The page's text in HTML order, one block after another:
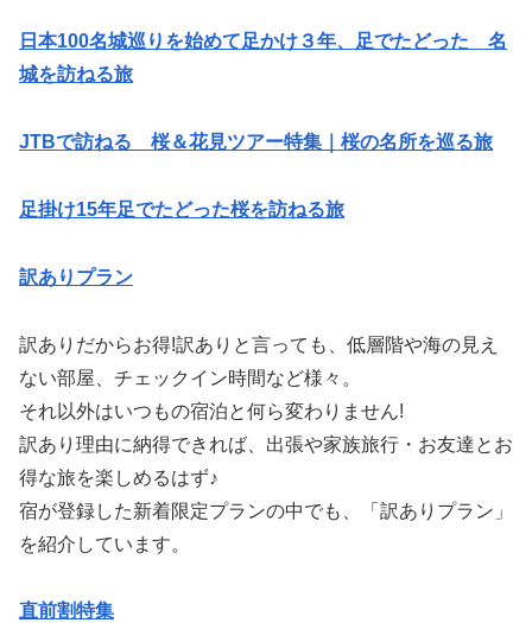
日本100名城巡りを始めて足かけ３年、足でたどった 名
城を訪ねる旅
JTBで訪ねる 桜＆花見ツアー特集｜桜の名所を巡る旅
足掛け15年足でたどった桜を訪ねる旅
訳ありプラン
訳ありだからお得!訳ありと言っても、低層階や海の見え
ない部屋、チェックイン時間など様々。
それ以外はいつもの宿泊と何ら変わりません!
訳あり理由に納得できれば、出張や家族旅行・お友達とお
得な旅を楽しめるはず♪
宿が登録した新着限定プランの中でも、「訳ありプラン」
を紹介しています。
直前割特集